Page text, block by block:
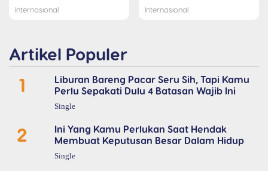
Internasional Internasional
Artikel Populer
1
Liburan Bareng Pacar Seru Sih, Tapi Kamu
Perlu Sepakati Dulu 4 Batasan Wajib Ini
Single
2
Ini Yang Kamu Perlukan Saat Hendak
Membuat Keputusan Besar Dalam Hidup
Single